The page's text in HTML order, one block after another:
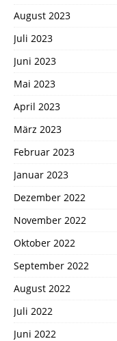
August 2023
Juli 2023
Juni 2023
Mai 2023
April 2023
März 2023
Februar 2023
Januar 2023
Dezember 2022
November 2022
Oktober 2022
September 2022
August 2022
Juli 2022
Juni 2022